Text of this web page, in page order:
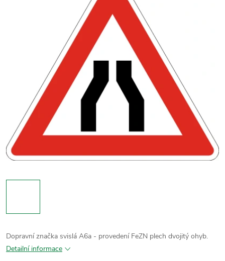
Dopravní značka svislá A6a - provedení FeZN plech dvojitý ohyb.
Detailní informace